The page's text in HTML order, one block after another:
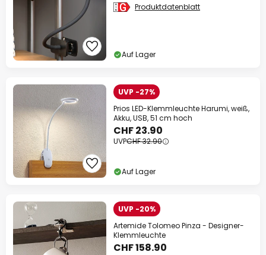
Produktdatenblatt
Auf Lager
UVP -27%
Prios LED-Klemmleuchte Harumi, weiß,
Akku, USB, 51 cm hoch
CHF 23.90
UVPCHF 32.90
Auf Lager
UVP -20%
Artemide Tolomeo Pinza - Designer-
Klemmleuchte
CHF 158.90